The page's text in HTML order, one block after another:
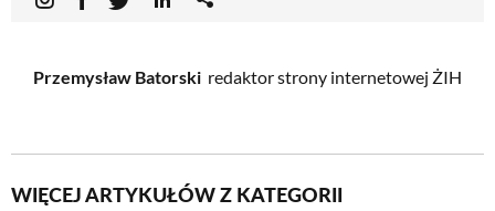
Przemysław Batorski redaktor strony internetowej ŻIH
WIĘCEJ ARTYKUŁÓW Z KATEGORII